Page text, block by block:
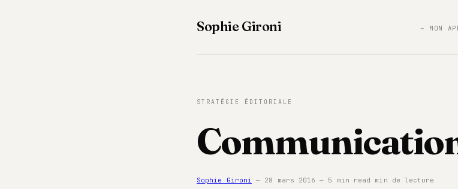
Sophie Gironi – MON
STRATÉGIE ÉDITORIALE
Sophie Gironi — 28 mars 2016 — 5 min read min de lecture